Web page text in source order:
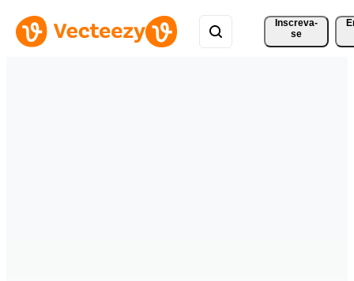
Inscreva-
se